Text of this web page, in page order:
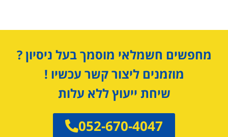
מחפשים חשמלאי מוסמך בעל ניסיון ?
מוזמנים ליצור קשר עכשיו !
שיחת ייעוץ ללא עלות
052-670-4047